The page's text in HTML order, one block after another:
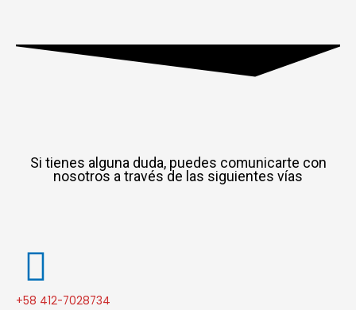
Si tienes alguna duda, puedes comunicarte con
nosotros a través de las siguientes vías
+58 412-7028734